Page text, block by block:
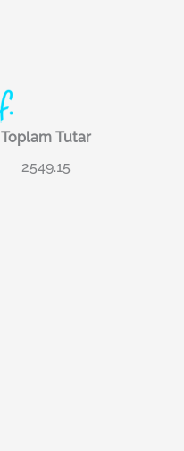
Toplam Tutar
2549.15